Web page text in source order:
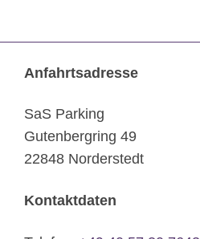
Anfahrtsadresse
SaS Parking
Gutenbergring 49
22848 Norderstedt
Kontaktdaten